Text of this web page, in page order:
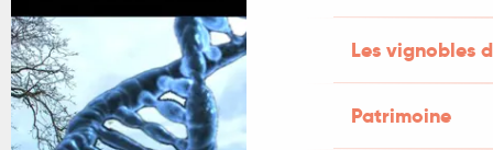
Les vignobles
Patrimoine